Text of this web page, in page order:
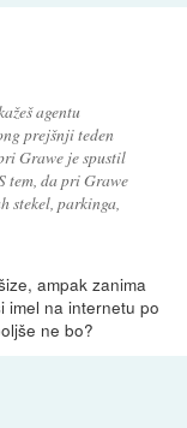
agentu
prejšnji teden
Grawe je spustil
tem, da pri Grawe
stekel, parkinga,
ampak zanima
imel na internetu po
ne bo?